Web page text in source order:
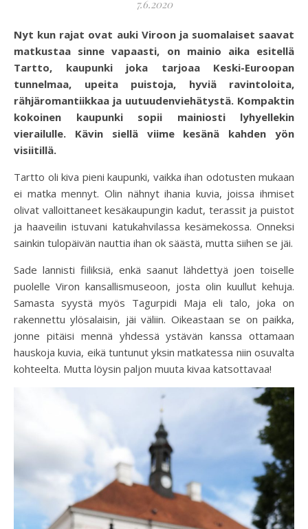
7.6.2020
Nyt kun rajat ovat auki Viroon ja suomalaiset saavat
matkustaa sinne vapaasti, on mainio aika esitellä
Tartto, kaupunki joka tarjoaa Keski-Euroopan
tunnelmaa, upeita puistoja, hyviä ravintoloita,
rähjäromantiikkaa ja uutuudenviehätystä. Kompaktin
kokoinen kaupunki sopii mainiosti lyhyellekin
vierailulle. Kävin siellä viime kesänä kahden yön
visiitillä.
Tartto oli kiva pieni kaupunki, vaikka ihan odotusten mukaan
ei matka mennyt. Olin nähnyt ihania kuvia, joissa ihmiset
olivat valloittaneet kesäkaupungin kadut, terassit ja puistot
ja haaveilin istuvani katukahvilassa kesämekossa. Onneksi
sainkin tulopäivän nauttia ihan ok säästä, mutta siihen se jäi.
Sade lannisti fiiliksiä, enkä saanut lähdettyä joen toiselle
puolelle Viron kansallismuseoon, josta olin kuullut kehuja.
Samasta syystä myös Tagurpidi Maja eli talo, joka on
rakennettu ylösalaisin, jäi väliin. Oikeastaan se on paikka,
jonne pitäisi mennä yhdessä ystävän kanssa ottamaan
hauskoja kuvia, eikä tuntunut yksin matkatessa niin osuvalta
kohteelta. Mutta löysin paljon muuta kivaa katsottavaa!